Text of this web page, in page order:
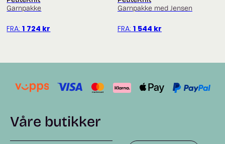
Garnpakke
FRA:1 724 kr
Garnpakke med Jensen
FRA: 1 544 kr
Våre butikker